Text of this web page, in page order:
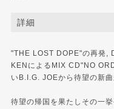
詳細
"THE LOST DOPE"の再発,
KENによるMIX CD"NO
いB.I.G. JOEから待望の新
待望の帰国を果たしその一